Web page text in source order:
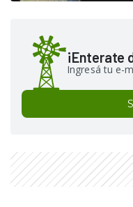
¡Enterate
Ingresá tu e-